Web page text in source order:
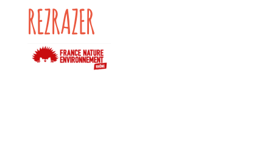
REZRAZER